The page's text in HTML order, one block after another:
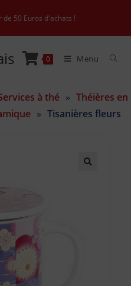
50 Euros d'achats !
0 Menu
à thé » Théières en
» Tisanières fleurs